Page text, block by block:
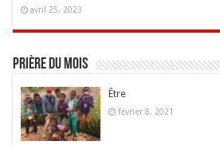
avril 25, 2023
Prière du mois
Être
février 8, 2021